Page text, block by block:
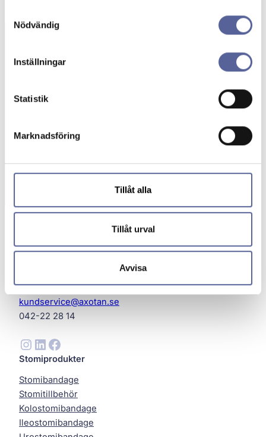
Nödvändig
Inställningar
Statistik
Marknadsföring
Tillåt alla
Tillåt urval
Avvisa
kostnadsfritt. Upptäck stomiprodukter
Helsingborg
kundservice@axotan.se
042-22 28 14
Instagram LinkedIn Facebook
Stomiprodukter
Stomibandage
Stomitillbehör
Kolostomibandage
Ileostomibandage